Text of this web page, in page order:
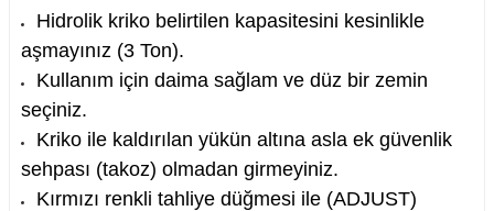
Hidrolik kriko belirtilen kapasitesini kesinlikle
aşmayınız (3 Ton).
Kullanım için daima sağlam ve düz bir zemin
seçiniz.
Kriko ile kaldırılan yükün altına asla ek güvenlik
sehpası (takoz) olmadan girmeyiniz.
Kırmızı renkli tahliye düğmesi ile (ADJUST)